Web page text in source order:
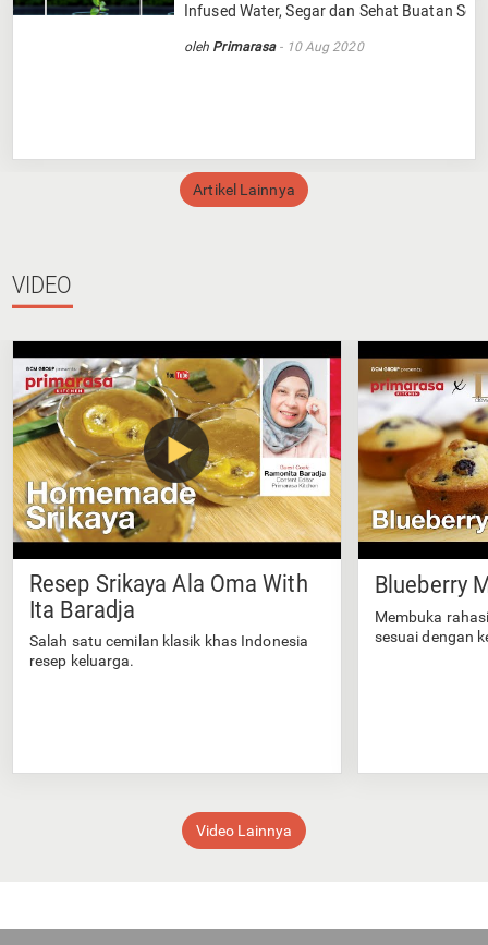
Infused Water, Segar dan Sehat Buatan
oleh Primarasa- 10 Aug 2020
Artikel Lainnya
VIDEO
Resep Srikaya Ala Oma With
Ita Baradja
Salah satu cemilan klasik khas Indonesia
resep keluarga.
Blueberry
Membuka
sesuai dengan
Video Lainnya